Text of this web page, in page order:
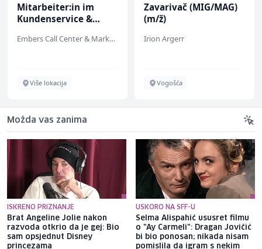
Mitarbeiter:in im
Kundenservice &
Embers Call Center & Marketing
Više lokacija
Zavarivač (MIG/MAG)
(m/ž)
Irion Argerr
Vogošća
Možda vas zanima
ISKRENO PRIZNANJE
Brat Angeline Jolie nakon
razvoda otkrio da je gej: Bio
sam opsjednut Disney
princezama
USKORO NA SFF-U
Selma Alispahić ususret filmu
o "Ay Carmeli": Dragan Jovičić
bi bio ponosan; nikada nisam
pomislila da igram s nekim